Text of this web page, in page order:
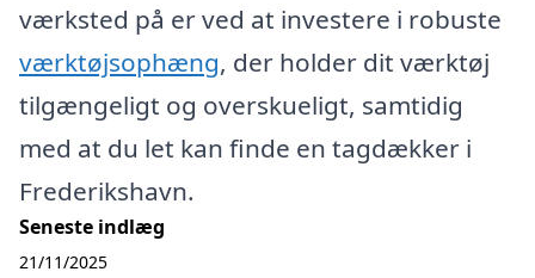
værksted på er ved at investere i robuste
værktøjsophæng, der holder dit værktøj
tilgængeligt og overskueligt, samtidig
med at du let kan finde en tagdækker i
Frederikshavn.
Seneste indlæg
21/11/2025